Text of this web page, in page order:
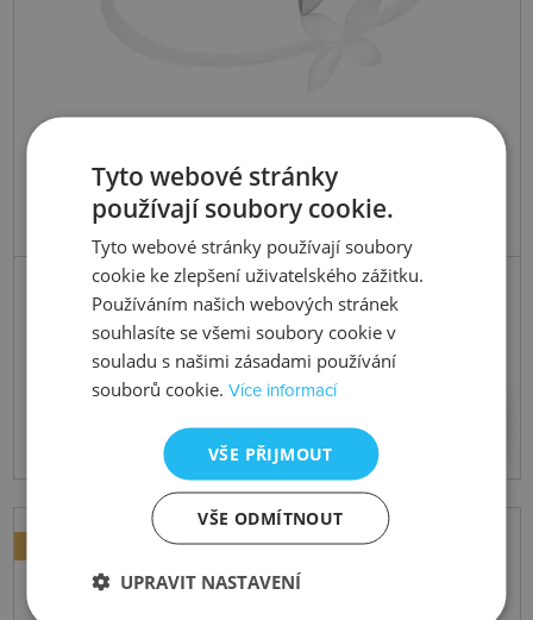
do 26. 8. 2026
Stříbrný náramek Eden DC236
Tyto webové stránky
používají soubory cookie.
Tyto webové stránky používají soubory
cookie ke zlepšení uživatelského zážitku.
Používáním našich webových stránek
souhlasíte se všemi soubory cookie v
souladu s našimi zásadami používání
souborů cookie.Více informací
VŠE PŘIJMOUT
VŠE ODMÍTNOUT
UPRAVIT NASTAVENÍ